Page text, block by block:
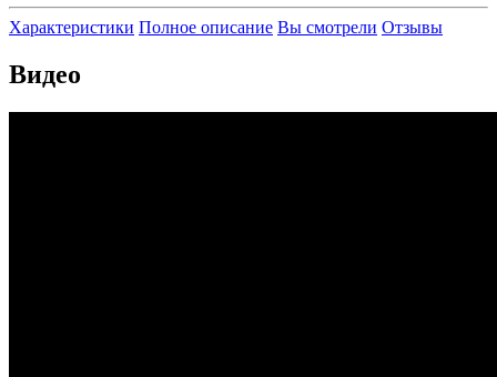
Характеристики Полное описание Вы смотрели Отзывы
Видео